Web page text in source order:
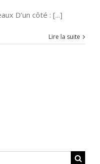
D’un côté : [...]
Lire la suite